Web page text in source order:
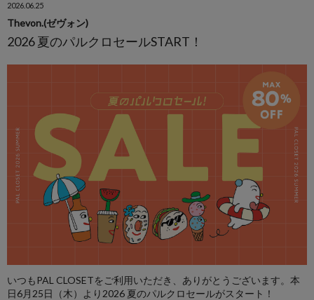
2026.06.25
Thevon.(ゼヴォン)
2026 夏のパルクロセールSTART！
いつもPAL CLOSETをご利用いただき、ありがとうございます。本
日6月25日（木）より2026 夏のパルクロセールがスタート！